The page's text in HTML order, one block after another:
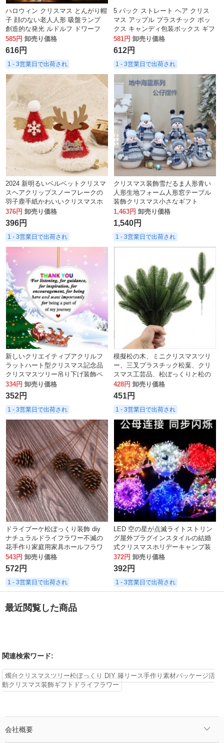
ハロウィン クリスマス とんがり帽
子 顔のない老人人形 吸盤ランプ
創造的な発光 ルドルフ ドワーフ
585円 卸売り価格
616円
1 - 3営業日で出荷され
5 パック ストレート ヘア クリス
マス アップル プラスチック ボッ
クス キャンディ包装ボックス ギフ
ト キャンディ パーティー用品 フ
ェスティバル
581円 卸売り価格
612円
1 - 3営業日で出荷され
2024 新明るいベルベットクリスマ
スヘアクリップスノーフレークの
羽子鹿手紙かわいいクリスマスホ
リデー装飾ヘアアクセサリー
376円 卸売り価格
396円
1 - 3営業日で出荷され
クリスマス装飾雪だるま人形青い
人形生地フォーム人形窓テーブル
装飾クリスマス小さなギフト
1,463円 卸売り価格
1,540円
1 - 3営業日で出荷され
新しいクリエイティブアクリルフ
ラットハート型クリスマス記念品
クリスマスツリー吊り下げ装飾ペ
ンダント
334円 卸売り価格
352円
1 - 3営業日で出荷され
模擬松の木、ミニクリスマスツリ
ー、三叉プラスチック松葉、クリ
スマス工芸品、松ぼっくりと松の
木の組み合わせ
428円 卸売り価格
451円
1 - 3営業日で出荷され
ドライブーケ松ぼっくり装飾 diy
ナチュラルドライフラワー不滅の
花手作り家庭用家具ホールフラワ
ーアレンジメントポール松ぼっく
り
543円 卸売り価格
572円
1 - 3営業日で出荷され
LED 空の星が点滅ライトストリン
グ屋外プラグインスタイルの結婚
式クリスマスホリデーキャンプ装
飾ハンギングライト卸売
372円 卸売り価格
392円
1 - 3営業日で出荷され
最近閲覧した商品
関連検索ワード:
燭台クリスマスツリー松ぼっくり DIY 籐リース手作り素材パッケージ活
動クリスマス装飾ギフトドライフラワー
会社概要